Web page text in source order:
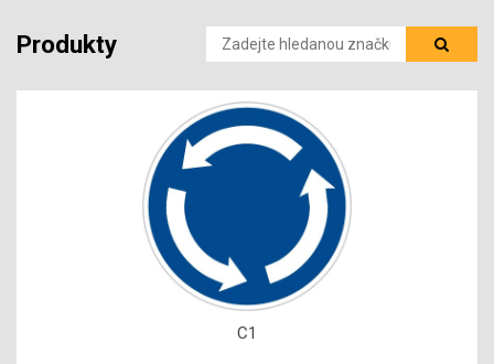
Produkty
C1